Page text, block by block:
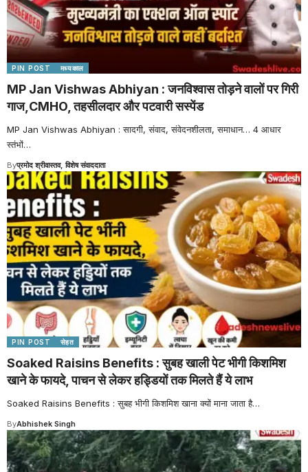
PIN POST मध्यकाल
MP Jan Vishwas Abhiyan : जनविश्वास तोड़ने वालों पर गिरी
गाज,CMHO, तहसीलदार और पटवारी सस्पेंड
MP Jan Vishwas Abhiyan : सादगी, संवाद, संवेदनशीलता, समाधान… 4 आधार
स्तंभों…
Byप्रमोद श्रीवास्तव, विशेष संवाददाता
PIN POST सेहत
Soaked Raisins Benefits : सुबह खाली पेट भीगी किशमिश
खाने के फायदे, पाचन से लेकर हड्डियों तक मिलते हैं ये लाभ
Soaked Raisins Benefits : सुबह भीगी किशमिश खाना क्यों माना जाता है…
ByAbhishek Singh